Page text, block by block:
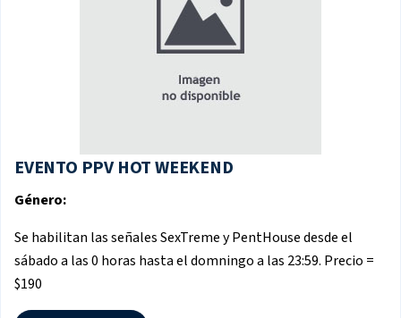
EVENTO PPV HOT WEEKEND
Género:
Se habilitan las señales SexTreme y PentHouse desde el
sábado a las 0 horas hasta el domningo a las 23:59. Precio =
$190